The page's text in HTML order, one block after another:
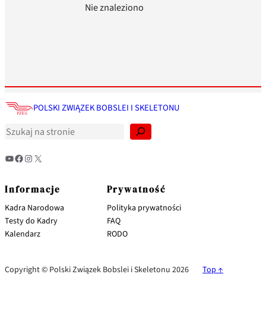
Nie znaleziono
POLSKI ZWIĄZEK BOBSLEI I SKELETONU
S
z
k
jYouTube Facebook Instagram X
Informacje
Kadra Narodowa
Testy do Kadry
Kalendarz
Prywatność
Polityka prywatności
FAQ
RODO
Copyright © Polski Związek Bobslei i Skeletonu 2026 Top ↑